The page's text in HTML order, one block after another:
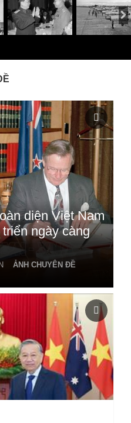
diện Việt Nam
ngày càng
ẢNH CHUYÊN ĐỀ